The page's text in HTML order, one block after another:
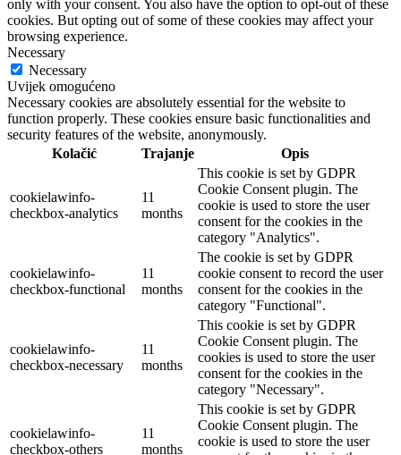
only with your consent. You also have the option to opt-out of these
cookies. But opting out of some of these cookies may affect your
browsing experience.
Necessary
Necessary
Uvijek omogućeno
Necessary cookies are absolutely essential for the website to
function properly. These cookies ensure basic functionalities and
security features of the website, anonymously.
Kolačić
Trajanje Opis
cookielawinfo-
checkbox-analytics
11
months
This cookie is set by GDPR
Cookie Consent plugin. The
cookie is used to store the user
consent for the cookies in the
category "Analytics".
cookielawinfo-
checkbox-functional
11
months
The cookie is set by GDPR
cookie consent to record the user
consent for the cookies in the
category "Functional".
cookielawinfo-
checkbox-necessary
11
months
This cookie is set by GDPR
Cookie Consent plugin. The
cookies is used to store the user
consent for the cookies in the
category "Necessary".
cookielawinfo-
checkbox-others
11
months
This cookie is set by GDPR
Cookie Consent plugin. The
cookie is used to store the user